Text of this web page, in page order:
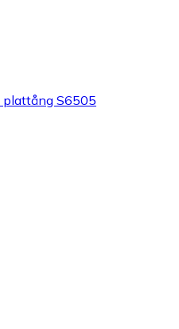
plattång S6505